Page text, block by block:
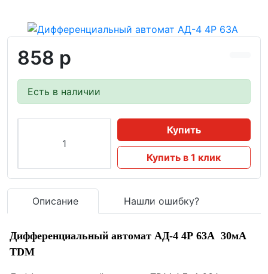
858 р
Есть в наличии
Купить
Купить в 1 клик
Описание Нашли ошибку?
Дифференциальный автомат АД-4 4Р 63А 30мА
TDM